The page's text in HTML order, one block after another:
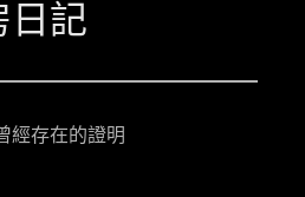
日記
經存在的證明